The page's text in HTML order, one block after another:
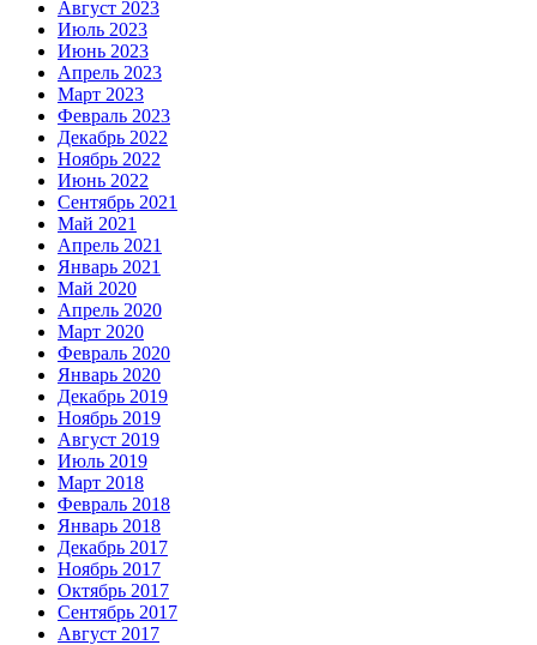
Август 2023
Июль 2023
Июнь 2023
Апрель 2023
Март 2023
Февраль 2023
Декабрь 2022
Ноябрь 2022
Июнь 2022
Сентябрь 2021
Май 2021
Апрель 2021
Январь 2021
Май 2020
Апрель 2020
Март 2020
Февраль 2020
Январь 2020
Декабрь 2019
Ноябрь 2019
Август 2019
Июль 2019
Март 2018
Февраль 2018
Январь 2018
Декабрь 2017
Ноябрь 2017
Октябрь 2017
Сентябрь 2017
Август 2017